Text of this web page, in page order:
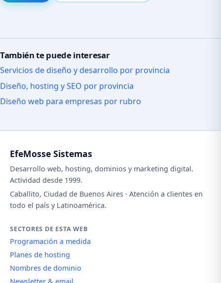
También te puede interesar
Servicios de diseño y desarrollo por provincia
Diseño, hosting y SEO por provincia
Diseño web para empresas por rubro
EfeMosse Sistemas
Desarrollo web, hosting, dominios y marketing digital.
Actividad desde 1999.
Caballito, Ciudad de Buenos Aires · Atención a clientes en
todo el país y Latinoamérica.
SECTORES DE ESTA WEB
Programación a medida
Planes de hosting
Nombres de dominio